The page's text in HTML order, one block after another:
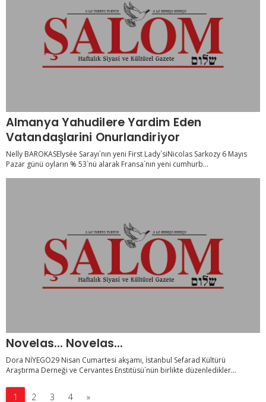
Almanya Yahudilere Yardim Eden
Vatandaşlarini Onurlandiriyor
Nelly BAROKASElysée Sarayı`nın yeni First Lady`siNicolas Sarkozy 6 Mayıs
Pazar günü oyların % 53`nü alarak Fransa`nın yeni cumhurb...
Novelas... Novelas...
Dora NİYEGO29 Nisan Cumartesi akşamı, İstanbul Sefarad Kültürü
Araştırma Derneği ve Cervantes Enstitüsü`nün birlikte düzenledikler...
1 2 3 4 »